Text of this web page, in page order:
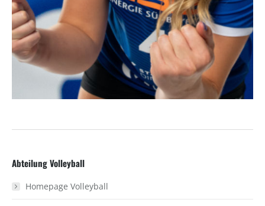
Abteilung Volleyball
Homepage Volleyball